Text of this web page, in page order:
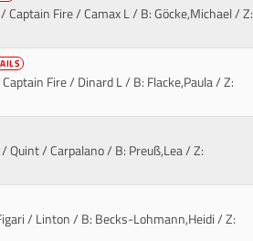
Fire / Camax L/ B: Göcke,Michael / Z:
Fire / Dinard L/ B: Flacke,Paula / Z:
Quint / Carpalano/ B: Preuß,Lea / Z:
/ Linton/ B: Becks-Lohmann,Heidi / Z: